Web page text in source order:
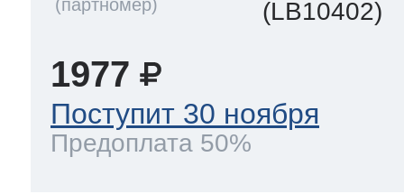
(LB10402)
1977
Поступит 30 ноября
Предоплата 50%